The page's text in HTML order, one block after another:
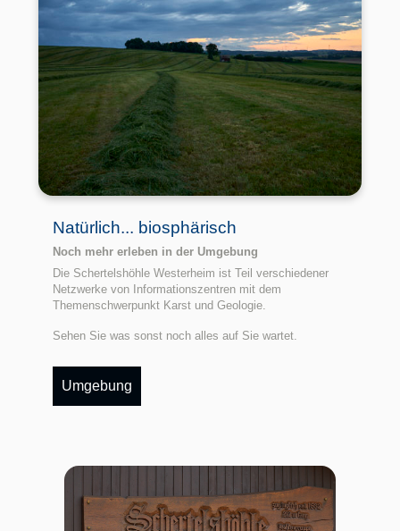
Natürlich... biosphärisch
Noch mehr erleben in der Umgebung
Die Schertelshöhle Westerheim ist Teil verschiedener
Netzwerke von Informationszentren mit dem
Themenschwerpunkt Karst und Geologie.
Sehen Sie was sonst noch alles auf Sie wartet.
Umgebung